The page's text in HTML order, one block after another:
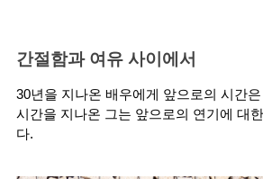
간절함과 여유 사이에서
30년을 지나온 배우에게 앞으로의 시간
시간을 지나온 그는 앞으로의 연기에 대
다.